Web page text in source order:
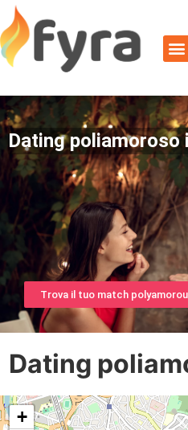
Dating poliamoroso
Trova il tuo match
Dating
+